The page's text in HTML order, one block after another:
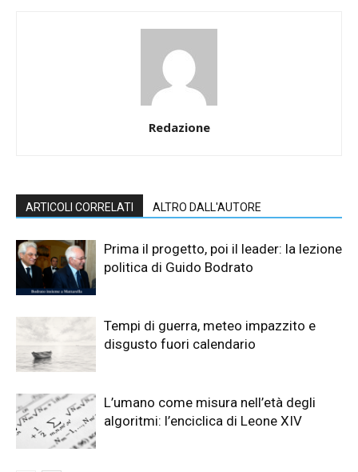
Redazione
ARTICOLI CORRELATI ALTRO DALL'AUTORE
Prima il progetto, poi il leader: la lezione
politica di Guido Bodrato
Tempi di guerra, meteo impazzito e
disgusto fuori calendario
L’umano come misura nell’età degli
algoritmi: l’enciclica di Leone XIV